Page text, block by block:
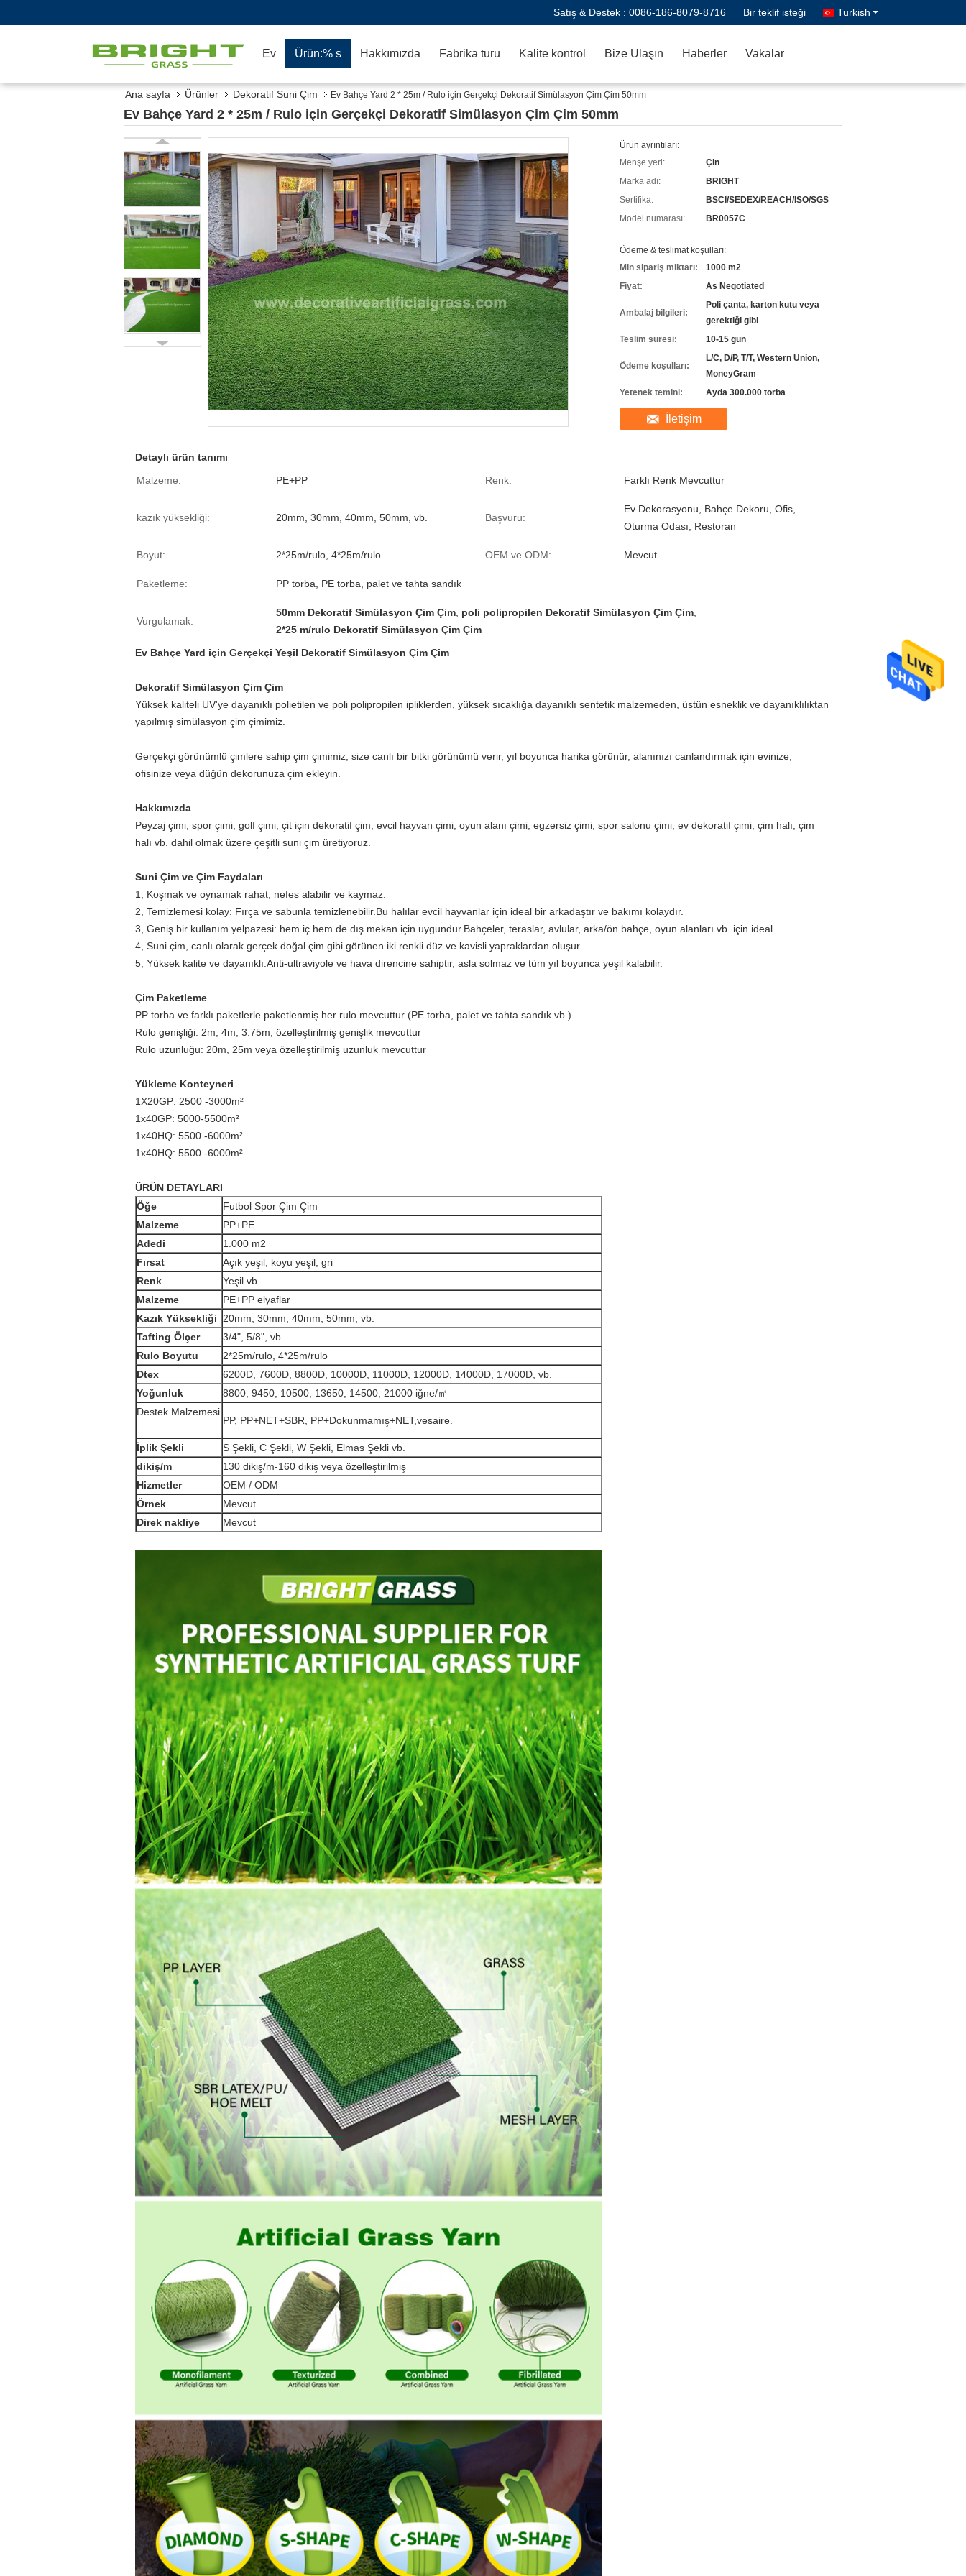
Satış & Destek : 0086-186-8079-8716 Bir teklif isteği Turkish
Ev Ürün:% s Hakkımızda Fabrika turu Kalite kontrol Bize Ulaşın Haberler Vakalar
Ana sayfa Ürünler Dekoratif Suni Çim Ev Bahçe Yard 2 * 25m / Rulo için Gerçekçi Dekoratif Simülasyon Çim Çim 50mm
Ev Bahçe Yard 2 * 25m / Rulo için Gerçekçi Dekoratif Simülasyon Çim Çim 50mm
Ürün ayrıntıları:
Menşe yeri:
Çin
Marka adı:
BRIGHT
Sertifika:
BSCI/SEDEX/REACH/ISO/SGS
Model numarası:
BR0057C
Ödeme & teslimat koşulları:
Min sipariş miktarı:
1000 m2
Fiyat:
As Negotiated
Ambalaj bilgileri:
Poli çanta, karton kutu veya
gerektiği gibi
Teslim süresi:
10-15 gün
Ödeme koşulları:
L/C, D/P, T/T, Western Union,
MoneyGram
Yetenek temini:
Ayda 300.000 torba
İletişim
Detaylı ürün tanımı
Malzeme:
PE+PP Renk: Farklı Renk Mevcuttur
kazık yüksekliği: 20mm, 30mm, 40mm, 50mm, vb. Başvuru:
Ev Dekorasyonu, Bahçe Dekoru, Ofis,
Oturma Odası, Restoran
Boyut: 2*25m/rulo, 4*25m/rulo OEM ve ODM: Mevcut
Paketleme: PP torba, PE torba, palet ve tahta sandık
Vurgulamak:
50mm Dekoratif Simülasyon Çim Çim poli polipropilen Dekoratif Simülasyon Çim Çim
2*25 m/rulo Dekoratif Simülasyon Çim Çim
Ev Bahçe Yard için Gerçekçi Yeşil Dekoratif Simülasyon Çim Çim
Dekoratif Simülasyon Çim Çim
Yüksek kaliteli UV'ye dayanıklı polietilen ve poli polipropilen ipliklerden, yüksek sıcaklığa dayanıklı sentetik malzemeden, üstün esneklik ve dayanıklılıktan
yapılmış simülasyon çim çimimiz.
Gerçekçi görünümlü çimlere sahip çim çimimiz, size canlı bir bitki görünümü verir, yıl boyunca harika görünür, alanınızı canlandırmak için evinize,
ofisinize veya düğün dekorunuza çim ekleyin.
Hakkımızda
Peyzaj çimi, spor çimi, golf çimi, çit için dekoratif çim, evcil hayvan çimi, oyun alanı çimi, egzersiz çimi, spor salonu çimi, ev dekoratif çimi, çim halı, çim
halı vb. dahil olmak üzere çeşitli suni çim üretiyoruz.
Suni Çim ve Çim Faydaları
1, Koşmak ve oynamak rahat, nefes alabilir ve kaymaz.
2, Temizlemesi kolay: Fırça ve sabunla temizlenebilir.Bu halılar evcil hayvanlar için ideal bir arkadaştır ve bakımı kolaydır.
3, Geniş bir kullanım yelpazesi: hem iç hem de dış mekan için uygundur.Bahçeler, teraslar, avlular, arka/ön bahçe, oyun alanları vb. için ideal
4, Suni çim, canlı olarak gerçek doğal çim gibi görünen iki renkli düz ve kavisli yapraklardan oluşur.
5, Yüksek kalite ve dayanıklı.Anti-ultraviyole ve hava direncine sahiptir, asla solmaz ve tüm yıl boyunca yeşil kalabilir.
Çim Paketleme
PP torba ve farklı paketlerle paketlenmiş her rulo mevcuttur (PE torba, palet ve tahta sandık vb.)
Rulo genişliği: 2m, 4m, 3.75m, özelleştirilmiş genişlik mevcuttur
Rulo uzunluğu: 20m, 25m veya özelleştirilmiş uzunluk mevcuttur
Yükleme Konteyneri
1X20GP: 2500 -3000m²
1x40GP: 5000-5500m²
1x40HQ: 5500 -6000m²
1x40HQ: 5500 -6000m²
ÜRÜN DETAYLARI
Öğe
Futbol Spor Çim Çim
Malzeme
PP+PE
Adedi
1.000 m2
Fırsat
Açık yeşil, koyu yeşil, gri
Renk
Yeşil vb.
Malzeme
PE+PP elyaflar
Kazık Yüksekliği
20mm, 30mm, 40mm, 50mm, vb.
Tafting Ölçer
3/4", 5/8", vb.
Rulo Boyutu
2*25m/rulo, 4*25m/rulo
Dtex
6200D, 7600D, 8800D, 10000D, 11000D, 12000D, 14000D, 17000D, vb.
Yoğunluk
8800, 9450, 10500, 13650, 14500, 21000 iğne/㎡
Destek Malzemesi
PP, PP+NET+SBR, PP+Dokunmamış+NET,vesaire.
İplik Şekli
S Şekli, C Şekli, W Şekli, Elmas Şekli vb.
dikiş/m
130 dikiş/m-160 dikiş veya özelleştirilmiş
Hizmetler
OEM / ODM
Örnek
Mevcut
Direk nakliye
Mevcut